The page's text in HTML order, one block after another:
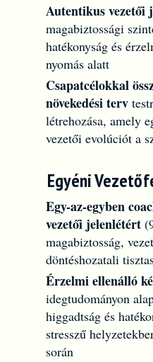
Autentikus vezetői
magabiztossági
hatékonyság és
nyomás alatt
Csapatcélokkal
növekedési terv
létrehozása, amely
vezetői evolúciót a
Egyéni
Egy-az-egyben
vezetői jelenlétért
magabiztosság,
döntéshozatali
Érzelmi ellenálló
idegtudományon
higgadtság és
stresszű
során